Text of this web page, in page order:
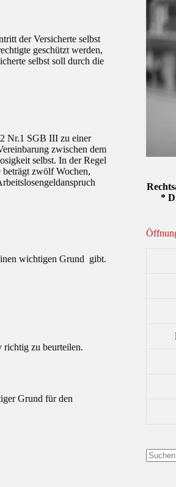
der Versicherte selbst
geschützt werden,
selbst soll durch die
Nr.1 SGB III zu einer
zwischen dem
selbst. In der Regel
beträgt zwölf Wochen,
wichtigen Grund gibt.
richtig zu beurteilen.
Grund für den
*